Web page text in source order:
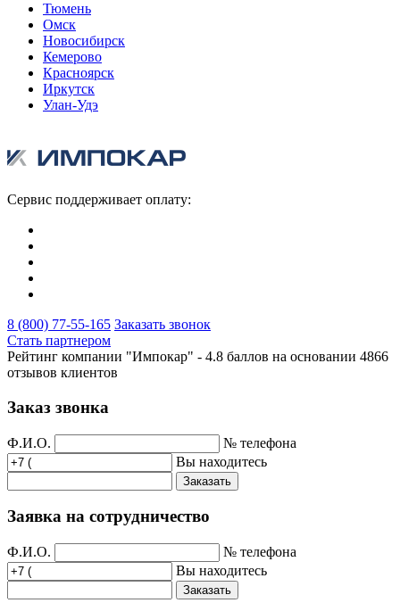
Тюмень
Омск
Новосибирск
Кемерово
Красноярск
Иркутск
Улан-Удэ
Сервис поддерживает оплату:
8 (800) 77-55-165 Заказать звонок
Стать партнером
Рейтинг компании "Импокар" - 4.8 баллов на основании 4866
отзывов клиентов
Заказ звонка
Ф.И.О.
№ телефона
Вы находитесь
Заказать
Заявка на сотрудничество
Ф.И.О.
№ телефона
Вы находитесь
Заказать